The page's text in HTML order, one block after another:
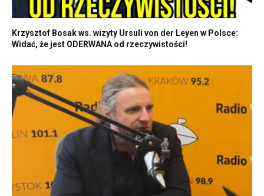
Krzysztof Bosak ws. wizyty Ursuli von der Leyen w Polsce:
Widać, że jest ODERWANA od rzeczywistości!